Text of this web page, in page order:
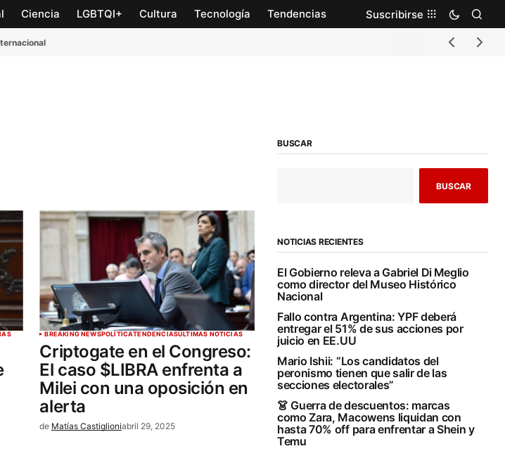
Ciencia LGBTQI+ Cultura Tecnología Tendencias Suscribirse
BREAKING NEWSPOLÍTICATENDENCIASÚLTIMAS NOTICIAS
Criptogate en el Congreso:
El caso $LIBRA enfrenta a
Milei con una oposición en
alerta
de Matías Castiglioniabril 29, 2025
BUSCAR
BUSCAR
NOTICIAS RECIENTES
El Gobierno releva a Gabriel Di Meglio
como director del Museo Histórico
Nacional
Fallo contra Argentina: YPF deberá
entregar el 51% de sus acciones por
juicio en EE.UU
Mario Ishii: “Los candidatos del
peronismo tienen que salir de las
secciones electorales”
👗 Guerra de descuentos: marcas
como Zara, Macowens liquidan con
hasta 70% off para enfrentar a Shein y
Temu